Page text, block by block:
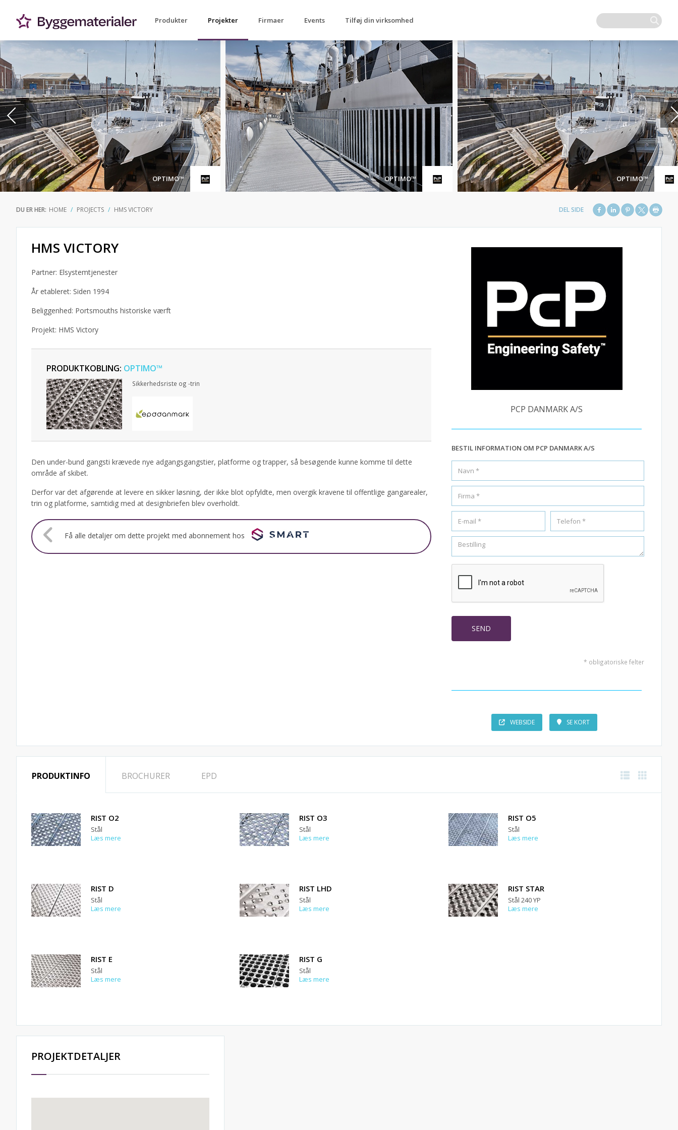
Produkter Projekter Firmaer Events Tilføj din virksomhed
OPTIMO™ OPTIMO™ OPTIMO™
DU ER HER: HOME PROJECTS HMS VICTORY
HMS VICTORY
Partner: Elsystemtjenester
År etableret: Siden 1994
Beliggenhed: Portsmouths historiske værft
Projekt: HMS Victory
PRODUKTKOBLING: OPTIMO™
Sikkerhedsriste og -trin
Den under-bund gangsti krævede nye adgangsgangstier, platforme og trapper, så besøgende kunne komme til dette
område af skibet.
Derfor var det afgørende at levere en sikker løsning, der ikke blot opfyldte, men overgik kravene til offentlige gangarealer,
trin og platforme, samtidig med at designbriefen blev overholdt.
Få alle detaljer om dette projekt med abonnement hos
PCP DANMARK A/S
BESTIL INFORMATION OM PCP DANMARK A/S
* obligatoriske felter
WEBSIDE SE KORT
PRODUKTINFO BROCHURER EPD
RIST O2
Stål
Læs mere
RIST O3
Stål
Læs mere
RIST O5
Stål
Læs mere
RIST D
Stål
Læs mere
RIST LHD
Stål
Læs mere
RIST STAR
Stål 240 YP
Læs mere
RIST E
Stål
Læs mere
RIST G
Stål
Læs mere
PROJEKTDETALJER